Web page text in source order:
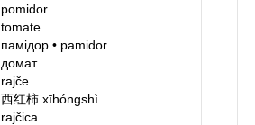
pomidor
tomate
памідор •pamidor
домат
rajče
西红柿 xīhóngshì
rajčica